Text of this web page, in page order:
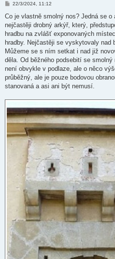
P
í
p
ě
e
k
22/3/2024, 11:12
Co je vlastně smolný nos? Jedná se
nejčastěji drobný arkýř, který,
hradbu na zvlášť exponovaných
hradby. Nejčastěji se vyskytovaly nad
Můžeme se s ním setkat i nad již
děla. Od běžného podsebití se
není obvykle v podlaze, ale o něco
průběžný, ale je pouze bodovou
stanovaná a asi ani být nemusí.